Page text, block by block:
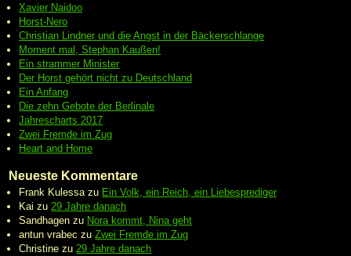
Xavier Naidoo
Horst-Nero
Christian Lindner und die Angst in der Bäckerschlange
Moment mal, Stephan Kaußen!
Ein strammer Minister
Der Horst gehört nicht zu Deutschland
Ein Anfang
Die zehn Gebote der Berlinale
Jahrescharts 2017
Zwei Fremde im Zug
Heart and Home
Neueste Kommentare
Frank Kulessazu Ein Volk, ein Reich, ein Liebesprediger
Kai zu29 Jahre danach
Sandhagen zu Nora kommt, Nina geht
antun vrabec zuZwei Fremde im Zug
Christine zu29 Jahre danach